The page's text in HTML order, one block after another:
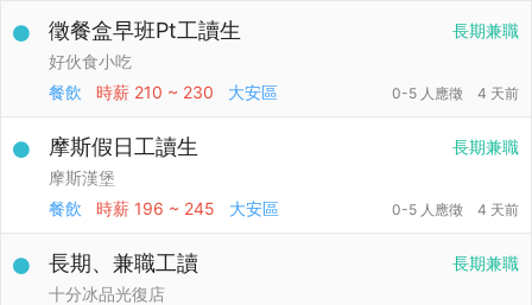
長期兼職
徵餐盒早班Pt工讀生
好伙食小吃
餐飲
時薪 210 ~ 230 大安區 0-5 人應徵 4 天前
長期兼職
摩斯假日工讀生
摩斯漢堡
餐飲
時薪 196 ~ 245 大安區 0-5 人應徵 4 天前
長期兼職
長期、兼職工讀
十分冰品光復店